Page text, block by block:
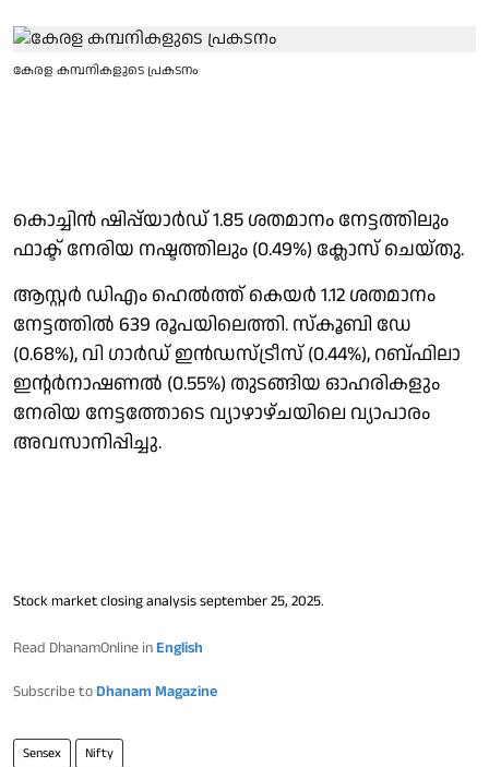
കേരള കമ്പനികളുടെ പ്രകടനം
കൊച്ചിൻ ഷിപ്പ്‌യാർഡ് 1.85 ശതമാനം നേട്ടത്തിലും
ഫാക്ട് നേരിയ നഷ്ടത്തിലും (0.49%) ക്ലോസ് ചെയ്തു.
ആസ്റ്റര്‍ ഡിഎം ഹെല്‍‌ത്ത് കെയര്‍ 1.12 ശതമാനം
നേട്ടത്തില്‍ 639 രൂപയിലെത്തി. സ്കൂബി ഡേ
(0.68%), വി ഗാര്‍ഡ് ഇന്‍ഡസ്ട്രീസ് (0.44%), റബ്ഫിലാ
ഇന്റര്‍നാഷണല്‍ (0.55%) തുടങ്ങിയ ഓഹരികളും
നേരിയ നേട്ടത്തോടെ വ്യാഴാഴ്ചയിലെ വ്യാപാരം
അവസാനിപ്പിച്ചു.
Stock market closing analysis september 25, 2025.
Read DhanamOnline in English
Subscribe to Dhanam Magazine
Sensex Nifty